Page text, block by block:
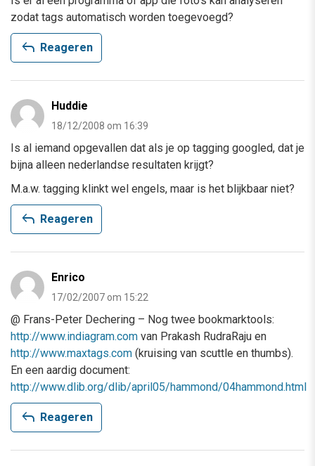
zodat tags automatisch worden toegevoegd?
reply Reageren
Huddie
18/12/2008 om 16:39
Is al iemand opgevallen dat als je op tagging googled, dat je
bijna alleen nederlandse resultaten krijgt?
M.a.w. tagging klinkt wel engels, maar is het blijkbaar niet?
reply Reageren
Enrico
17/02/2007 om 15:22
@ Frans-Peter Dechering – Nog twee bookmarktools:
http://www.indiagram.com van Prakash RudraRaju en
http://www.maxtags.com (kruising van scuttle en thumbs).
En een aardig document:
http://www.dlib.org/dlib/april05/hammond/04hammond.html
reply Reageren